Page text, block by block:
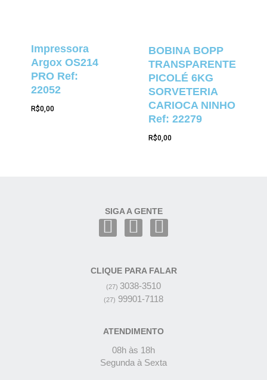
Impressora
Argox OS214
PRO Ref:
22052
R$0,00
BOBINA BOPP
TRANSPARENTE
PICOLÉ 6KG
SORVETERIA
CARIOCA NINHO
Ref: 22279
R$0,00
SIGA A GENTE
CLIQUE PARA FALAR
(27) 3038-3510
(27) 99901-7118
ATENDIMENTO
08h às 18h
Segunda à Sexta